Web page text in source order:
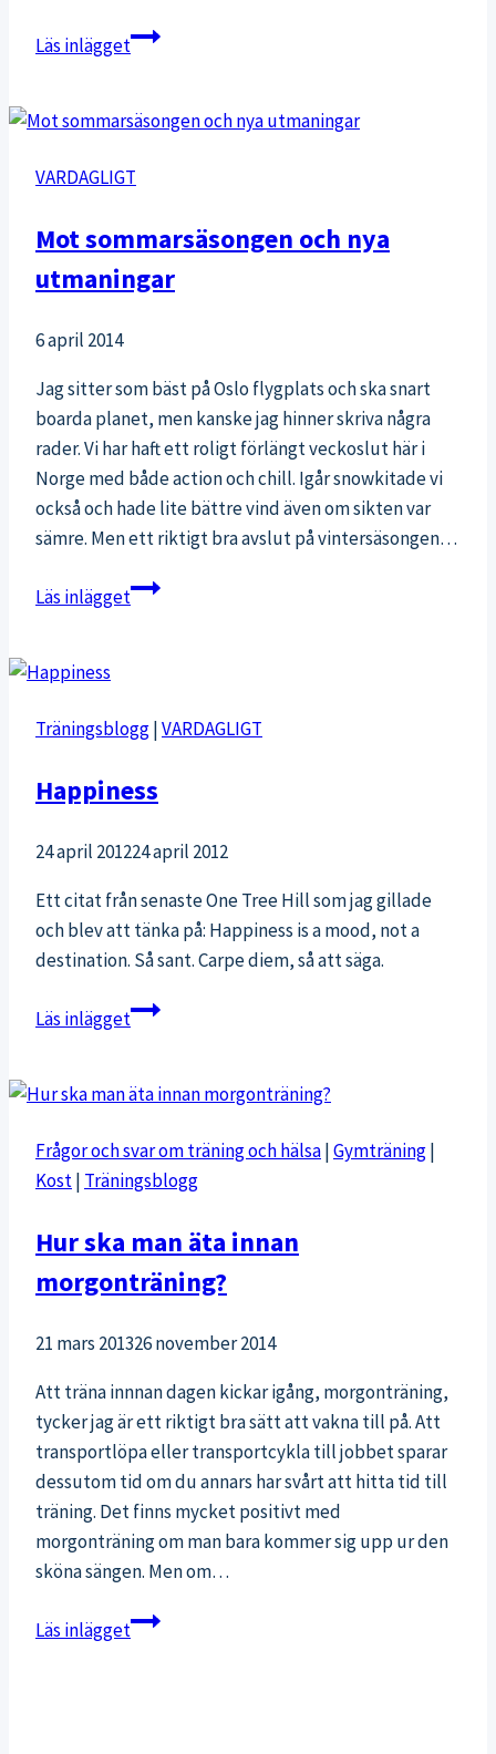
Läs inläggetMin
VARDAGLIGT
Mot sommarsäsongen och nya
utmaningar
6 april 2014
Jag sitter som bäst på Oslo flygplats och ska snart
boarda planet, men kanske jag hinner skriva några
rader. Vi har haft ett roligt förlängt veckoslut här i
Norge med både action och chill. Igår snowkitade vi
också och hade lite bättre vind även om sikten var
sämre. Men ett riktigt bra avslut på vintersäsongen…
Läs inläggetMot
Träningsblogg|VARDAGLIGT
Happiness
24 april 201224 april 2012
Ett citat från senaste One Tree Hill som jag gillade
och blev att tänka på: Happiness is a mood, not a
destination. Så sant. Carpe diem, så att säga.
Läs inläggetHappiness
Frågor och svar om träning och hälsa|Gymträning|
Kost| Träningsblogg
Hur ska man äta innan
morgonträning?
21 mars 201326 november 2014
Att träna innnan dagen kickar igång, morgonträning,
tycker jag är ett riktigt bra sätt att vakna till på. Att
transportlöpa eller transportcykla till jobbet sparar
dessutom tid om du annars har svårt att hitta tid till
träning. Det finns mycket positivt med
morgonträning om man bara kommer sig upp ur den
sköna sängen. Men om…
Läs inläggetHur